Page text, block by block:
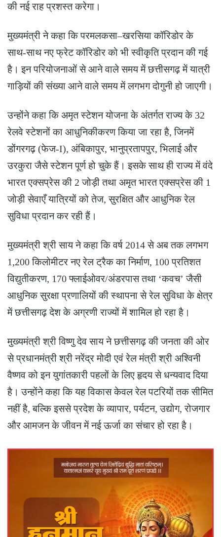
की नई राह प्रशस्त करेगा।
मुख्यमंत्री ने कहा कि परमलकसा–खरसिया कॉरिडोर के
साथ-साथ नए फ्रेट कॉरिडोर को भी स्वीकृति प्रदान की गई
है। इन परियोजनाओं से आने वाले समय में छत्तीसगढ़ में यात्री
गाड़ियों की संख्या आने वाले समय में लगभग दोगुनी हो जाएगी।
उन्होंने कहा कि अमृत स्टेशन योजना के अंतर्गत राज्य के 32
रेलवे स्टेशनों का आधुनिकीकरण किया जा रहा है, जिनमें
डोंगरगढ़ (फेज-I), अंबिकापुर, भानुप्रतापपुर, भिलाई और
उरकुरा जैसे स्टेशन पूर्ण हो चुके हैं। इसके साथ ही राज्य में वंदे
भारत एक्सप्रेस की 2 जोड़ी तथा अमृत भारत एक्सप्रेस की 1
जोड़ी सेवाएँ यात्रियों को तेज, सुरक्षित और आधुनिक रेल
सुविधा प्रदान कर रही हैं।
मुख्यमंत्री श्री साय ने कहा कि वर्ष 2014 से अब तक लगभग
1,200 किलोमीटर नए रेल ट्रैक का निर्माण, 100 प्रतिशत
विद्युतीकरण, 170 फ्लाईओवर/अंडरपास तथा ‘कवच’ जैसी
आधुनिक सुरक्षा प्रणालियों की स्थापना से रेल सुविधा के क्षेत्र
में छत्तीसगढ़ देश के अग्रणी राज्यों में शामिल हो रहा है।
मुख्यमंत्री श्री विष्णु देव साय ने छत्तीसगढ़ की जनता की ओर
से प्रधानमंत्री श्री नरेंद्र मोदी एवं रेल मंत्री श्री अश्विनी
वैष्णव को इन युगांतकारी पहलों के लिए हृदय से धन्यवाद दिया
है। उन्होंने कहा कि यह विकास केवल रेल पटरियों तक सीमित
नहीं है, बल्कि इससे प्रदेश के व्यापार, पर्यटन, उद्योग, रोजगार
और आमजन के जीवन में नई ऊर्जा का संचार हो रहा है।